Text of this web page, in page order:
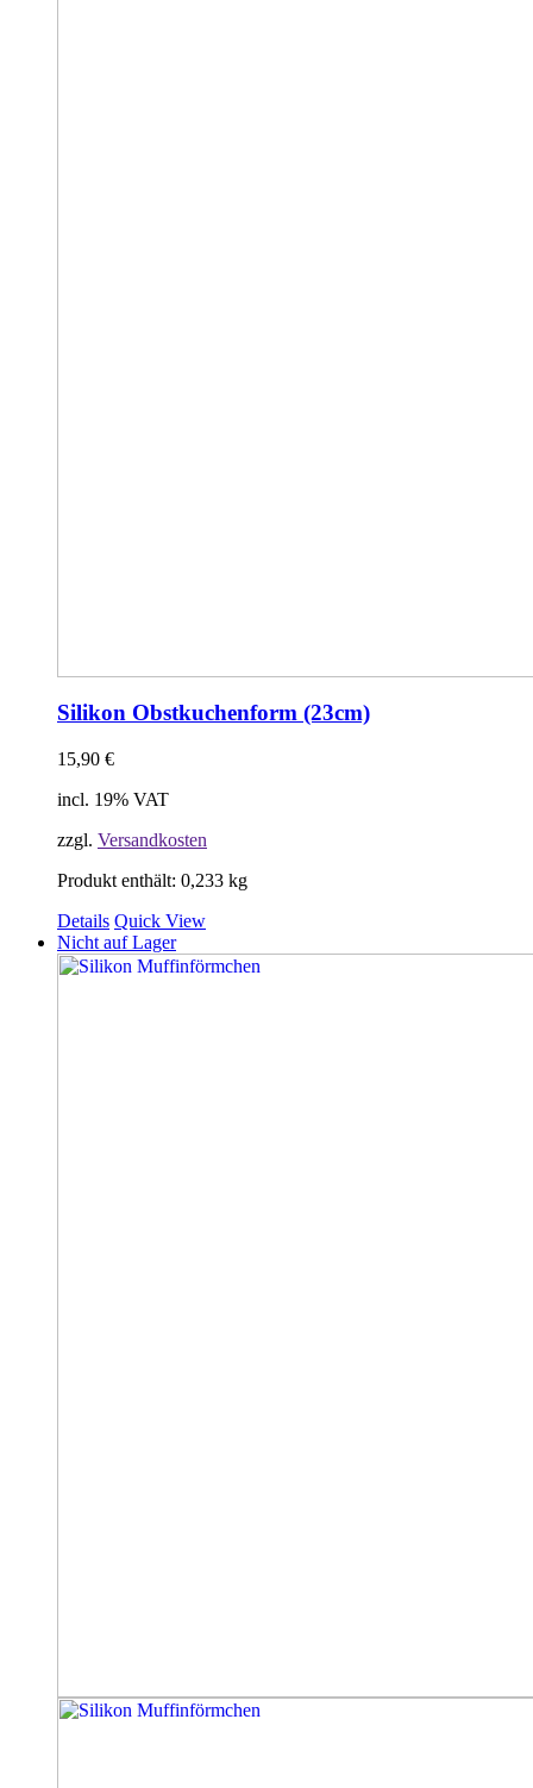
Silikon Obstkuchenform (23cm)
15,90 €
incl. 19% VAT
zzgl. Versandkosten
Produkt enthält: 0,233 kg
Details Quick View
Nicht auf Lager